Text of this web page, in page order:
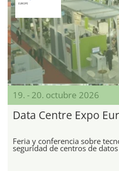
19. - 20. octubre 2026
Data Centre Expo
Feria y conferencia sobre
seguridad de centros de datos